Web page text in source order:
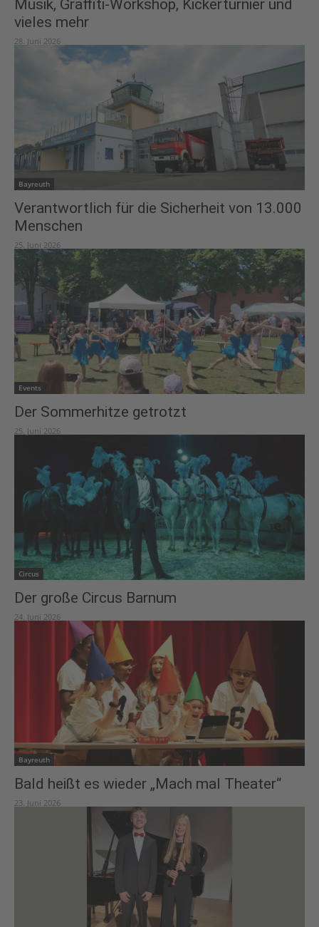
Musik, Graffiti-Workshop, Kickerturnier und
vieles mehr
28. Juni 2026
Bayreuth
Verantwortlich für die Sicherheit von 13.000
Menschen
25. Juni 2026
Events
Der Sommerhitze getrotzt
25. Juni 2026
Circus
Der große Circus Barnum
24. Juni 2026
Bayreuth
Bald heißt es wieder „Mach mal Theater“
23. Juni 2026